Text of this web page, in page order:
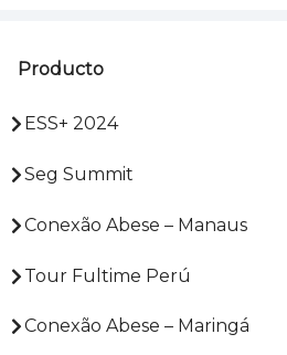
Producto
ESS+ 2024
Seg Summit
Conexão Abese – Manaus
Tour Fultime Perú
Conexão Abese – Maringá